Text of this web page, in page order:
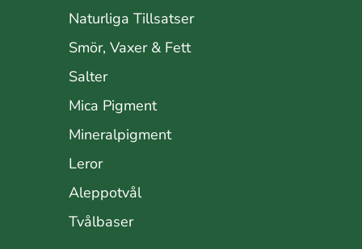
Naturliga Tillsatser
Smör, Vaxer & Fett
Salter
Mica Pigment
Mineralpigment
Leror
Aleppotvål
Tvålbaser